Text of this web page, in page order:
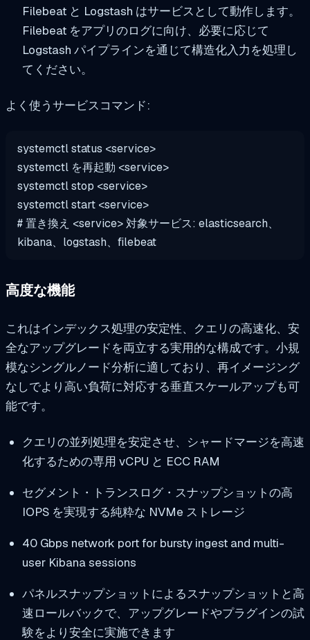
Filebeat と Logstash はサービスとして動作します。
Filebeat をアプリのログに向け、必要に応じて
Logstash パイプラインを通じて構造化入力を処理し
てください。
よく使うサービスコマンド:
systemctl status <service>
systemctl を再起動 <service>
systemctlstop <service>
systemctl start <service>
# 置き換え <service>対象サービス: elasticsearch、
kibana、logstash、filebeat
高度な機能
これはインデックス処理の安定性、クエリの高速化、安
全なアップグレードを両立する実用的な構成です。小規
模なシングルノード分析に適しており、再イメージング
なしでより高い負荷に対応する垂直スケールアップも可
能です。
クエリの並列処理を安定させ、シャードマージを高速
化するための専用 vCPU と ECC RAM
セグメント・トランスログ・スナップショットの高
IOPS を実現する純粋な NVMe ストレージ
40 Gbps network port for bursty ingest and multi-
user Kibana sessions
パネルスナップショットによるスナップショットと高
速ロールバックで、アップグレードやプラグインの試
験をより安全に実施できます